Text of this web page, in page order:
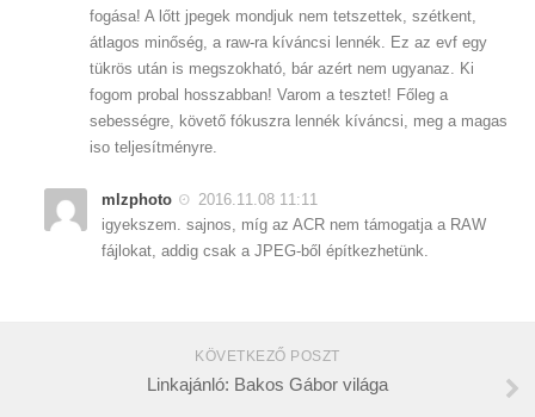
fogása! A lőtt jpegek mondjuk nem tetszettek, szétkent,
átlagos minőség, a raw-ra kíváncsi lennék. Ez az evf egy
tükrös után is megszokható, bár azért nem ugyanaz. Ki
fogom probal hosszabban! Varom a tesztet! Főleg a
sebességre, követő fókuszra lennék kíváncsi, meg a magas
iso teljesítményre.
mlzphoto
2016.11.08 11:11
igyekszem. sajnos, míg az ACR nem támogatja a RAW
fájlokat, addig csak a JPEG-ből építkezhetünk.
KÖVETKEZŐ POSZT
Linkajánló: Bakos Gábor világa